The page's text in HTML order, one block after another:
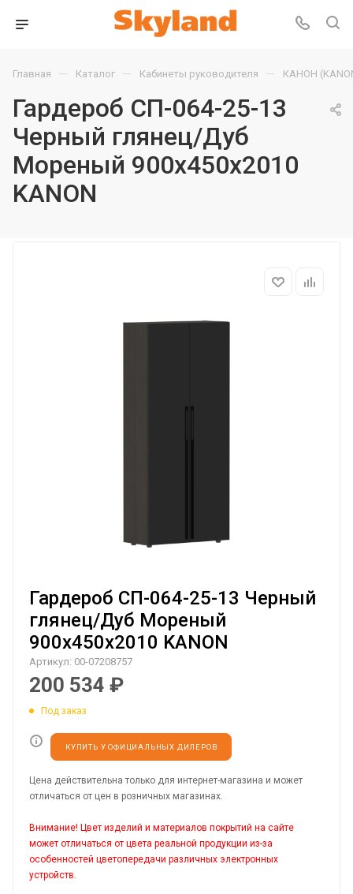
Главная — Каталог — Кабинеты руководителя — КАНОН
Гардероб СП-064-25-13
Черный глянец/Дуб
Мореный 900х450х2010
KANON
Гардероб СП-064-25-13 Черный
глянец/Дуб Мореный
900х450х2010 KANON
Артикул: 00-07208757
200 534 ₽
Под заказ
КУПИТЬ У ОФИЦИАЛЬНЫХ ДИЛЕРОВ
Цена действительна только для интернет-магазина и может
отличаться от цен в розничных магазинах.
Внимание! Цвет изделий и материалов покрытий на сайте
может отличаться от цвета реальной продукции из-за
особенностей цветопередачи различных электронных
устройств.